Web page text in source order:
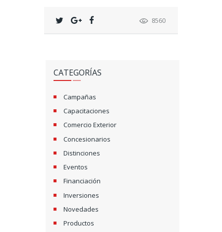
8560
CATEGORÍAS
Campañas
Capacitaciones
Comercio Exterior
Concesionarios
Distinciones
Eventos
Financiación
Inversiones
Novedades
Productos